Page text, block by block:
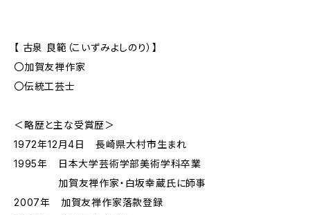
【 古泉 良範（こいずみよしのり）】
〇加賀友禅作家
〇伝統工芸士
＜略歴と主な受賞歴＞
1972年12月4日 長崎県大村市生まれ
1995年 日本大学芸術学部美術学科卒業
加賀友禅作家・白坂幸蔵氏に師事
2007年 加賀友禅作家落款登録